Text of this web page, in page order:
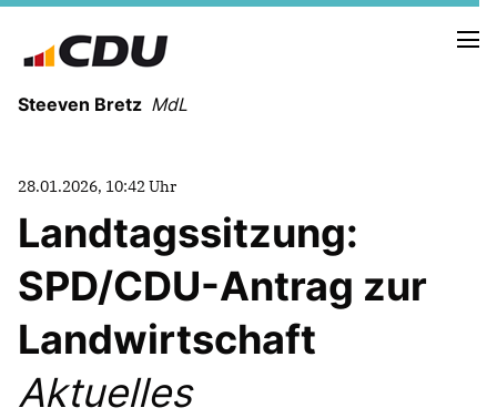
Steeven Bretz MdL
VITA
WAHLKREISBESUCHE
PRESSEFOTOS
MEIN BÜRGERBÜRO
28.01.2026, 10:42 Uhr
Landtagssitzung:
SPD/CDU-Antrag zur
Landwirtschaft
Aktuelles